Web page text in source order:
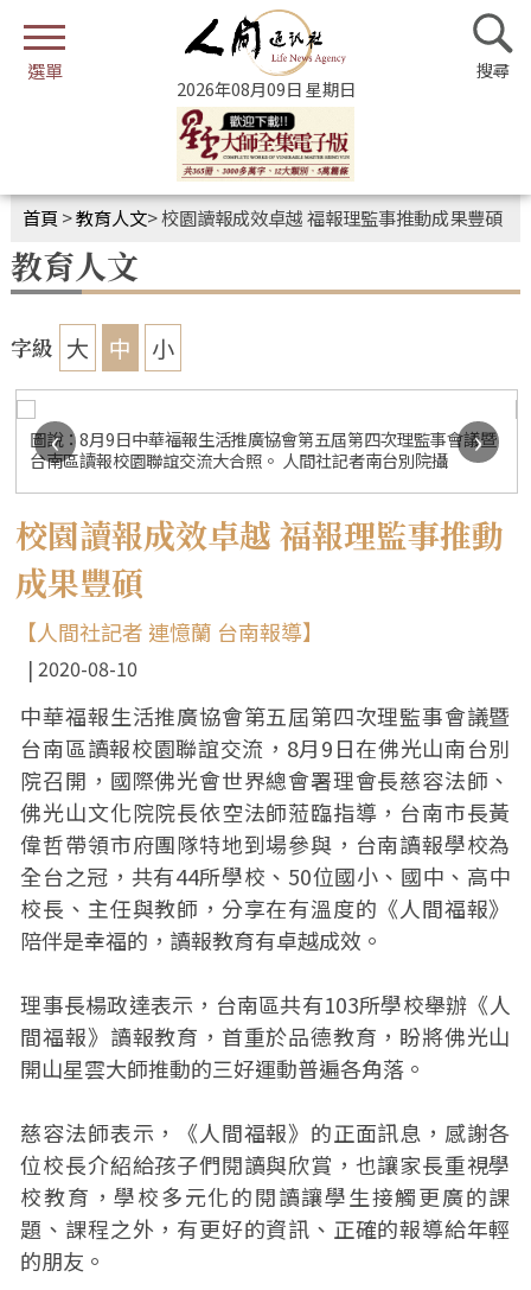
2026年08月09日 星期日
首頁 >教育人文>校園讀報成效卓越 福報理監事推動成果豐碩
教育人文
字級 大 中 小
圖說：8月9日中華福報生活推廣協會第五屆第四次理監事會議暨
台南區讀報校園聯誼交流大合照。 人間社記者南台別院攝
‹ ›
校園讀報成效卓越 福報理監事推動
成果豐碩
【人間社記者 連憶蘭 台南報導】
2020-08-10
中華福報生活推廣協會第五屆第四次理監事會議暨
台南區讀報校園聯誼交流，8月9日在佛光山南台別
院召開，國際佛光會世界總會署理會長慈容法師、
佛光山文化院院長依空法師蒞臨指導，台南市長黃
偉哲帶領市府團隊特地到場參與，台南讀報學校為
全台之冠，共有44所學校、50位國小、國中、高中
校長、主任與教師，分享在有溫度的《人間福報》
陪伴是幸福的，讀報教育有卓越成效。
理事長楊政達表示，台南區共有103所學校舉辦《人
間福報》讀報教育，首重於品德教育，盼將佛光山
開山星雲大師推動的三好運動普遍各角落。
慈容法師表示，《人間福報》的正面訊息，感謝各
位校長介紹給孩子們閱讀與欣賞，也讓家長重視學
校教育，學校多元化的閱讀讓學生接觸更廣的課
題、課程之外，有更好的資訊、正確的報導給年輕
的朋友。